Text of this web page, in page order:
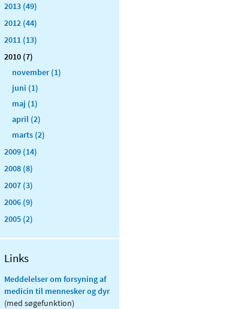
2013 (49)
2012 (44)
2011 (13)
2010 (7)
november (1)
juni (1)
maj (1)
april (2)
marts (2)
2009 (14)
2008 (8)
2007 (3)
2006 (9)
2005 (2)
Links
Meddelelser om forsyning af
medicin til mennesker og dyr
(med søgefunktion)